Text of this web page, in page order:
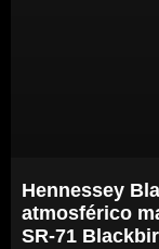
Hennessey
atmosférico
SR-71